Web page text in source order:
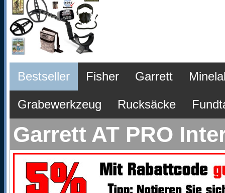
Bestseller Fisher Garrett
Grabewerkzeug Rucksäcke
Garrett AT PRO